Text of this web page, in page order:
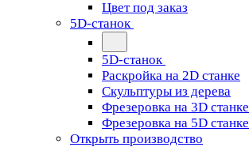
Цвет под заказ
5D-станок
5D-станок
Раскройка на 2D станке
Скульптуры из дерева
Фрезеровка на 3D станке
Фрезеровка на 5D станке
Открыть производство